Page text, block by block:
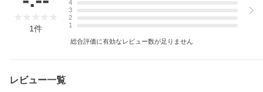
お問合せ用コー
IWC
商品名
1件
4
3
2
1
総合評価に有効なレビュー数が足りません
レビュー一覧